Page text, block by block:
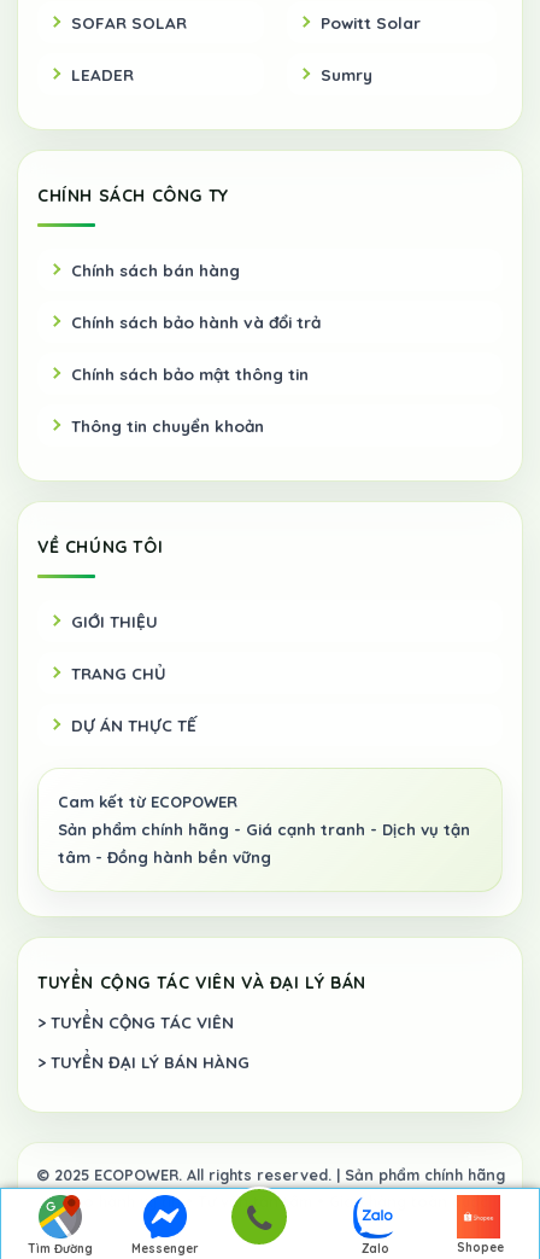
Tìm Đường Messenger Zalo Shopee
SOFAR SOLAR
LEADER
Powitt Solar
Sumry
CHÍNH SÁCH CÔNG TY
Chính sách bán hàng
Chính sách bảo hành và đổi trả
Chính sách bảo mật thông tin
Thông tin chuyển khoản
VỀ CHÚNG TÔI
GIỚI THIỆU
TRANG CHỦ
DỰ ÁN THỰC TẾ
TUYỂN CỘNG TÁC VIÊN VÀ ĐẠI LÝ BÁN
> TUYỂN CỘNG TÁC VIÊN
> TUYỂN ĐẠI LÝ BÁN HÀNG